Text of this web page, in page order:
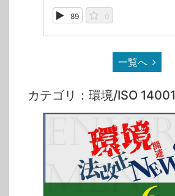
89 0
一覧へ
カテゴリ：環境/ISO 14001